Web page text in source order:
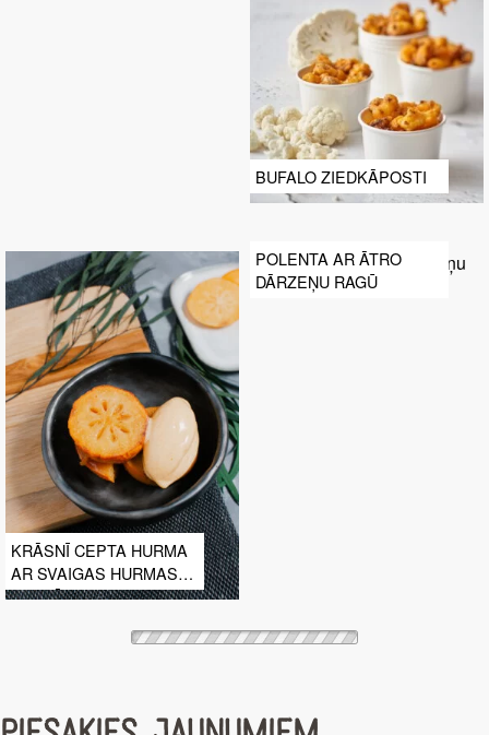
BUFALO ZIEDKĀPOSTI
KRĀSNĪ CEPTA HURMA
AR SVAIGAS HURMAS
SALDĒJUMU
POLENTA AR ĀTRO
DĀRZEŅU RAGŪ